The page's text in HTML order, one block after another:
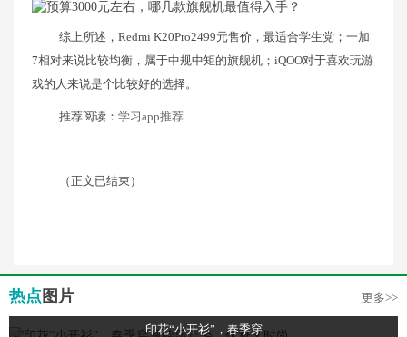
综上所述，Redmi K20Pro2499元售价，最适合学生党；一加
7相对来说比较均衡，属于中规中矩的旗舰机；iQOO对于喜欢玩游
戏的人来说是个比较好的选择。
推荐阅读： 学习app推荐
（正文已结束）
热点 图片 更多>>
印花“小开衫”，春季穿